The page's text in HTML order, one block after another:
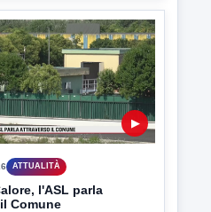
Calcio: Le scelte di
per il debutto di Coppa
pronto al debutto di Coppa